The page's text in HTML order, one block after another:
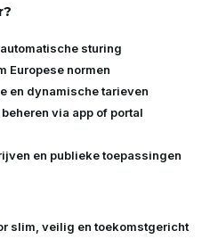
sturing
Europese normen
en dynamische tarieven
via app of portal
en publieke toepassingen
slim, veilig en toekomstgericht